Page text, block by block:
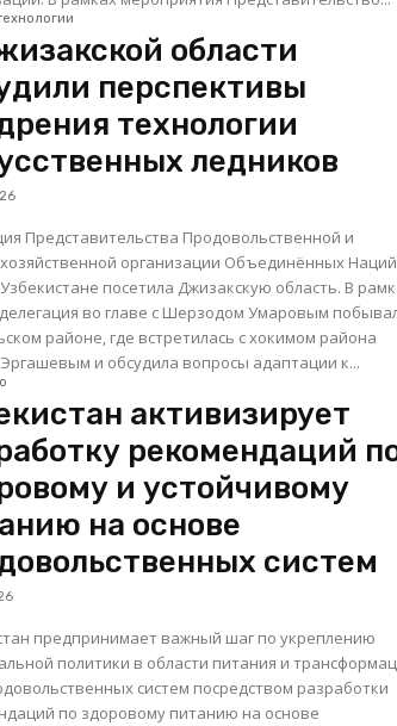
области
перспективы
технологии
ледников
Представительства Продовольственной и
организации Объединённых Наций
посетила Джизакскую область. В
во главе с Шерзодом Умаровым
районе, где встретилась с хокимом района
и обсудила вопросы адаптации к...
активизирует
рекомендаций
и устойчивому
на основе
систем
предпринимает важный шаг по укреплению
политики в области питания и
систем посредством разработки
по здоровому питанию на основе